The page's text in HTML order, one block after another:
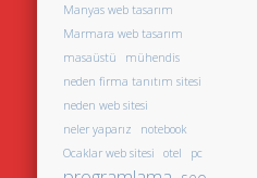
Manyas web tasarım
Marmara web tasarım
masaüstü
mühendis
neden firma tanıtım sitesi
neden web sitesi
neler yaparız
notebook
Ocaklar web sitesi
otel pc